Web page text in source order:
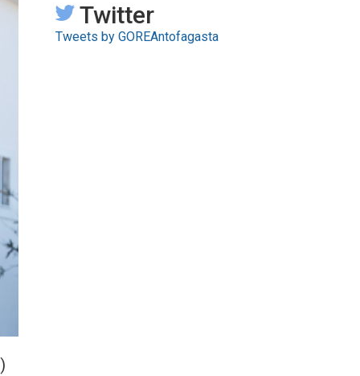
Twitter
Tweets by GOREAntofagasta